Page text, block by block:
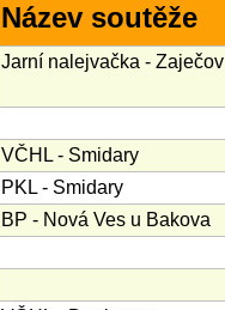
Název soutěže
Jarní nalejvačka - Zaječov
VČHL - Smidary
PKL - Smidary
BP - Nová Ves u Bakova